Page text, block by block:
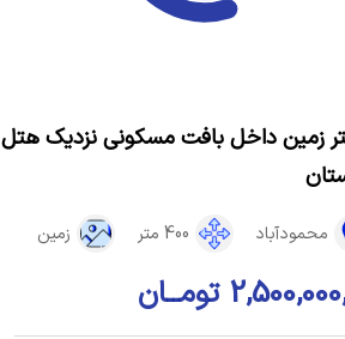
متر زمین داخل بافت مسکونی نزدیک هتل
محمودآباد 400 متر زمین
تومــان